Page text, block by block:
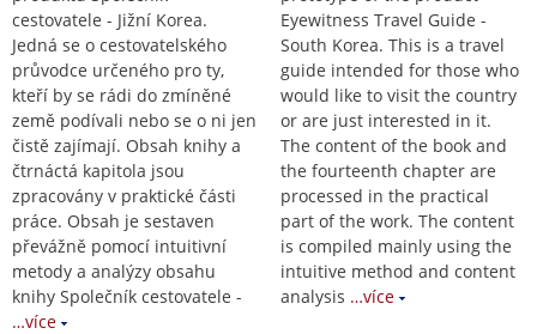
cestovatele - Jižní Korea.
Jedná se o cestovatelského
průvodce určeného pro ty,
kteří by se rádi do zmíněné
země podívali nebo se o ni jen
čistě zajímají. Obsah knihy a
čtrnáctá kapitola jsou
zpracovány v praktické části
práce. Obsah je sestaven
převážně pomocí intuitivní
metody a analýzy obsahu
knihy Společník cestovatele -
…více
Eyewitness Travel Guide -
South Korea. This is a travel
guide intended for those who
would like to visit the country
or are just interested in it.
The content of the book and
the fourteenth chapter are
processed in the practical
part of the work. The content
is compiled mainly using the
intuitive method and content
analysis …více